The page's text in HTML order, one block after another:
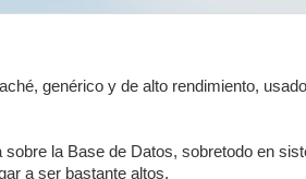
genérico y de alto rendimiento,
la Base de Datos, sobretodo en
a ser bastante altos.